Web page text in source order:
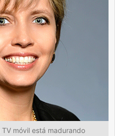
móvil está madurando